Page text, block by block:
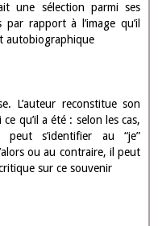
une sélection parmi ses
rapport à l’image qu’il
autobiographique
L’auteur reconstitue son
qu’il a été : selon les cas,
peut s’identifier au “je”
ou au contraire, il peut
sur ce souvenir